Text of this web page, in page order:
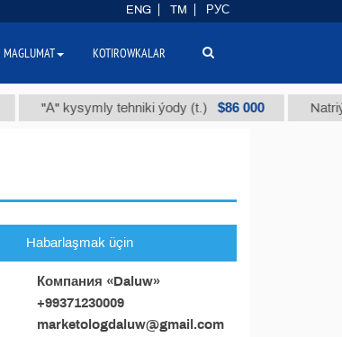
"А" kysymly tehniki ýody (t.) $86 000 Natriý
Habarlaşmak üçin
Компания «Daluw»
+99371230009
marketologdaluw@gmail.com
ENG TM РУС
MAGLUMAT KOTIROWKALAR